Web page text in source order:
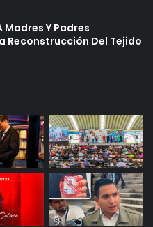
Madres Y Padres
Reconstrucción Del Tejido